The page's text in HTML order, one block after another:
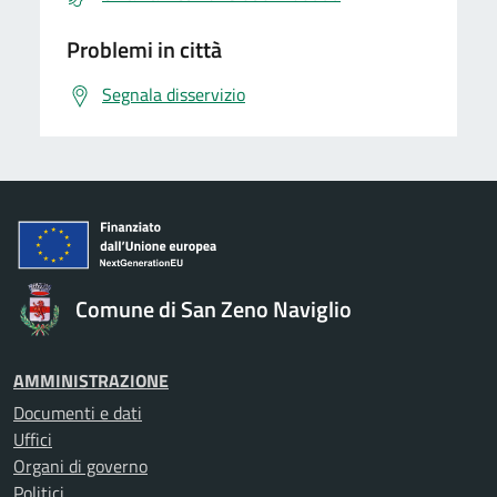
Problemi in città
Segnala disservizio
Comune di San Zeno Naviglio
AMMINISTRAZIONE
Documenti e dati
Uffici
Organi di governo